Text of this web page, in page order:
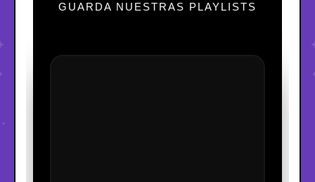
GUARDA NUESTRAS PLAYLISTS